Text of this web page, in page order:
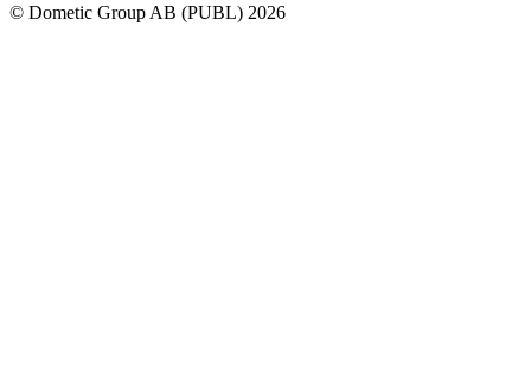
© Dometic Group AB (PUBL) 2026